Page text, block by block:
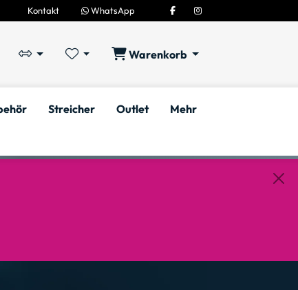
Kontakt WhatsApp
Warenkorb
Streicher Outlet Mehr